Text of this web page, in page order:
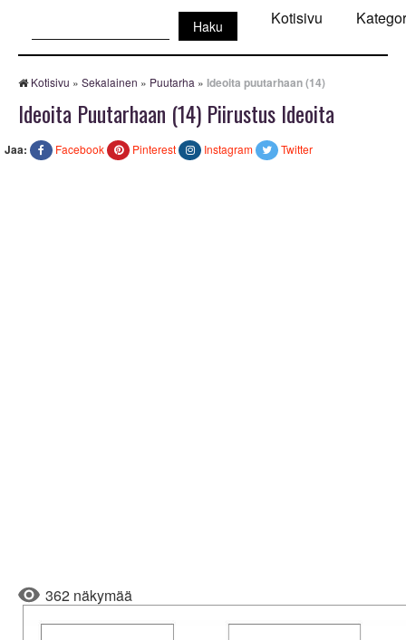
Kotisivu
Kotisivu » Sekalainen » Puutarha » Ideoita puutarhaan (14)
Ideoita Puutarhaan (14) Piirustus Ideoita
Jaa: Facebook Pinterest Instagram Twitter
362 näkymää